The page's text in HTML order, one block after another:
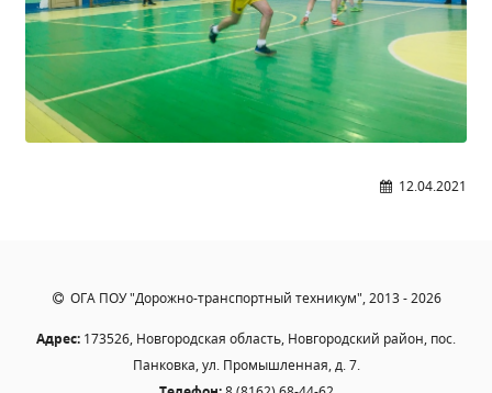
12.04.2021
ОГА ПОУ "Дорожно-транспортный техникум", 2013 - 2026
Адрес: 173526, Новгородская область, Новгородский район, пос.
Панковка, ул. Промышленная, д. 7.